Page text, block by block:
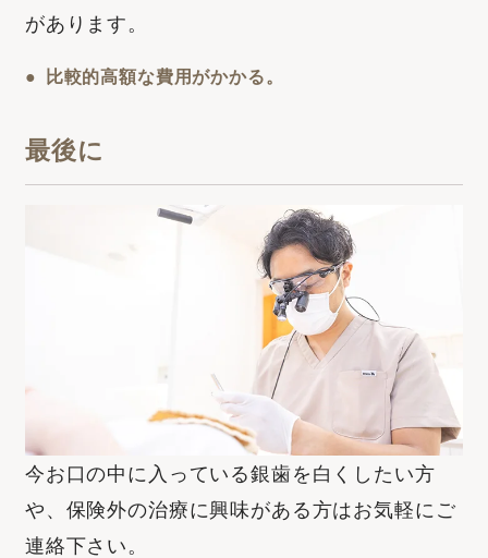
があります。
比較的高額な費用がかかる。
最後に
今お⼝の中に⼊っている銀⻭を⽩くしたい⽅
や、保険外の治療に興味がある⽅はお気軽にご
連絡下さい。